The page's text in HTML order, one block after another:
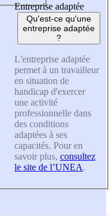
Entreprise adaptée
Qu'est-ce qu'une
entreprise adaptée
?
L'entreprise adaptée
permet à un travailleur
en situation de
handicap d'exercer
une activité
professionnelle dans
des conditions
adaptées à ses
capacités. Pour en
savoir plus, consultez
le site de l’UNEA.